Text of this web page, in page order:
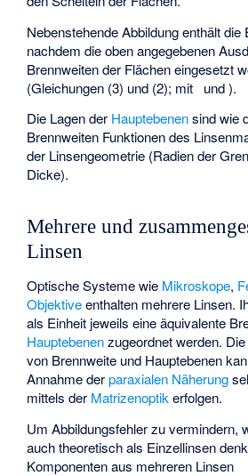
Nebenstehende Abbildung enthält die
nachdem die oben angegebenen
Brennweiten der Flächen eingesetzt
(Gleichungen (3) und (2); mit
und).
Die Lagen der Hauptebenensind wie
Brennweiten Funktionen des
der Linsengeometrie (Radien der
Dicke).
Mehrere und
Linsen
Optische Systeme wie Mikroskope,
Objektiveenthalten mehrere Linsen.
als Einheit jeweils eine äquivalente
Hauptebenenzugeordnet werden.
von Brennweite und Hauptebenen
Annahme derparaxialen Näherung
mittels der Matrizenoptikerfolgen.
Um Abbildungsfehler zu vermindern,
auch theoretisch als Einzellinsen
Komponenten aus mehreren Linsen